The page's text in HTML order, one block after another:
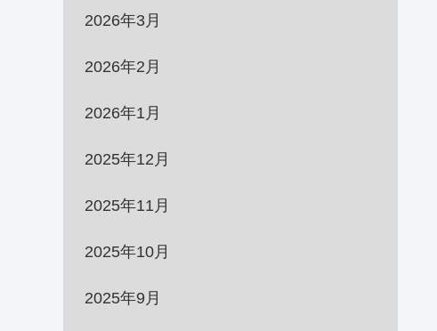
2026年3月
2026年2月
2026年1月
2025年12月
2025年11月
2025年10月
2025年9月